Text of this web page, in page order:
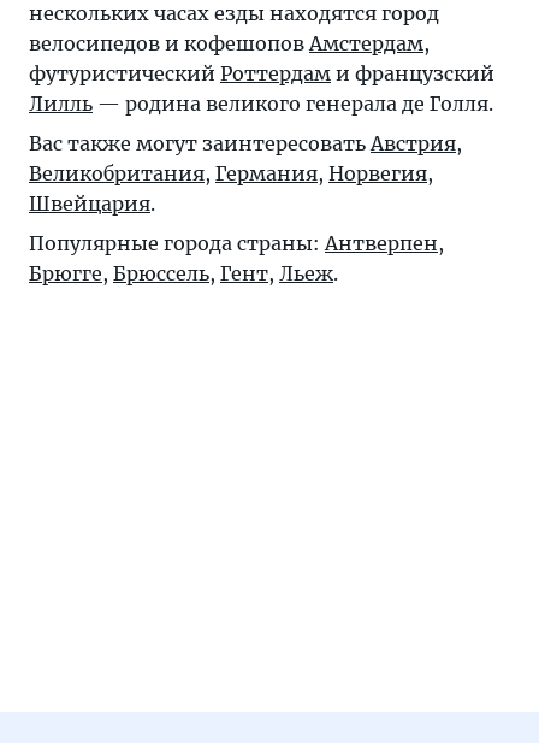
нескольких часах езды находятся город
велосипедов и кофешоповАмстердам,
футуристический Роттердам и французский
Лилль — родина великого генерала де Голля.
Вас также могут заинтересоватьАвстрия,
Великобритания, Германия, Норвегия,
Швейцария.
Популярные города страны:Антверпен,
Брюгге, Брюссель, Гент, Льеж.